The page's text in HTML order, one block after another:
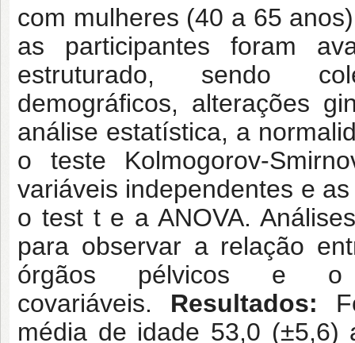
com mulheres (40 a 65
as participantes foram
estruturado, sendo
demográficos, alterações
análise estatística, a
o teste Kolmogorov-
variáveis independentes e
o test t e a ANOVA.
para observar a relação
órgãos pélvicos e o
covariáveis. Resultados:
média de idade 53,0 (±5,6)